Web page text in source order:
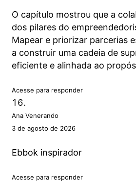
O capítulo mostrou que a
dos pilares do
Mapear e priorizar parcerias
a construir uma cadeia de
eficiente e alinhada ao
Acesse para responder
Ana Venerando
3 de agosto de 2026
Ebbok inspirador
Acesse para responder